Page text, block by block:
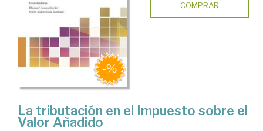
COMPRAR
La tributación en el Impuesto sobre el
Valor Añadido